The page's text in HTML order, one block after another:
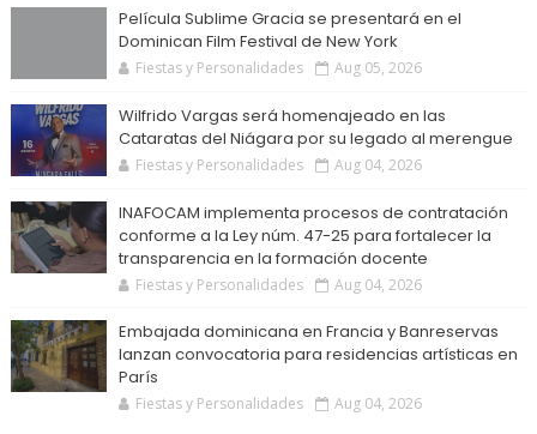
Película Sublime Gracia se presentará en el
Dominican Film Festival de New York
Fiestas y Personalidades Aug 05, 2026
Wilfrido Vargas será homenajeado en las
Cataratas del Niágara por su legado al merengue
Fiestas y Personalidades Aug 04, 2026
INAFOCAM implementa procesos de contratación
conforme a la Ley núm. 47-25 para fortalecer la
transparencia en la formación docente
Fiestas y Personalidades Aug 04, 2026
Embajada dominicana en Francia y Banreservas
lanzan convocatoria para residencias artísticas en
París
Fiestas y Personalidades Aug 04, 2026